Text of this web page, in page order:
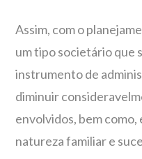
Assim, com o
um tipo societário que
instrumento de
diminuir
envolvidos, bem
natureza familiar e